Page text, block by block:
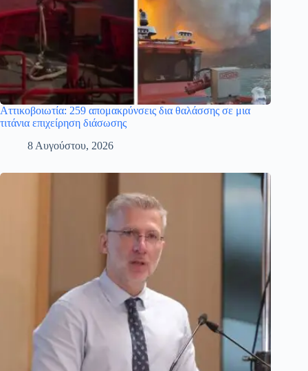
Αττικοβοιωτία: 259 απομακρύνσεις δια θαλάσσης σε μια
τιτάνια επιχείρηση διάσωσης
8 Αυγούστου, 2026